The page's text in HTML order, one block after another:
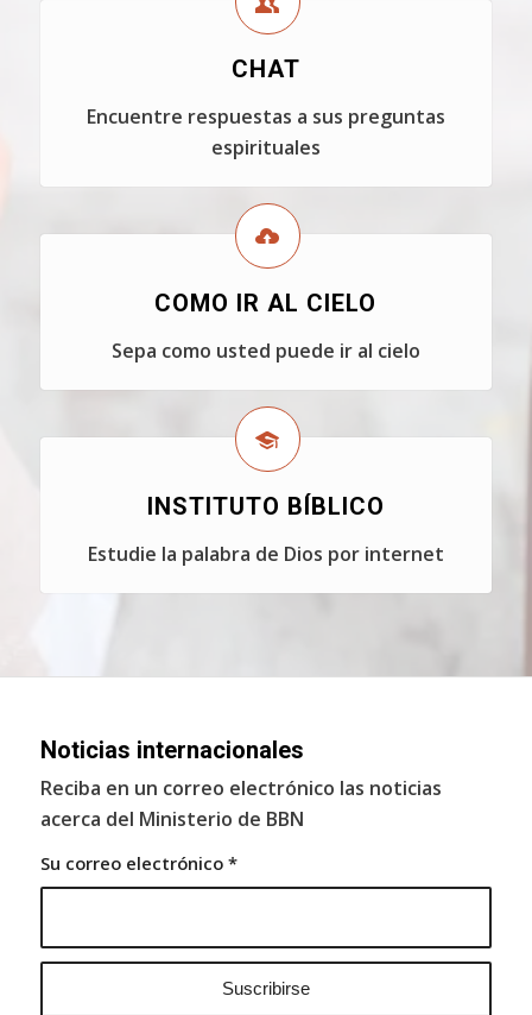
CHAT
Encuentre respuestas a sus preguntas
espirituales
COMO IR AL CIELO
Sepa como usted puede ir al cielo
INSTITUTO BÍBLICO
Estudie la palabra de Dios por internet
Noticias internacionales
Reciba en un correo electrónico las noticias
acerca del Ministerio de BBN
Su correo electrónico *